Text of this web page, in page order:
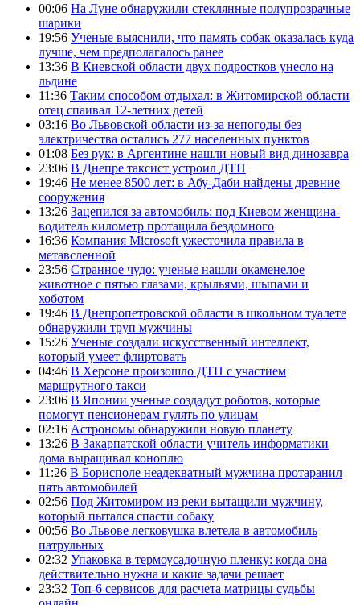
00:06 На Луне обнаружили стеклянные полупрозрачные
шарики
19:56 Ученые выяснили, что память собак оказалась куда
лучше, чем предполагалось ранее
13:36 В Киевской области двух подростков унесло на
льдине
11:36 Таким способом отдыхал: в Житомирской области
отец спаивал 12-летних детей
03:16 Во Львовской области из-за непогоды без
электричества остались 277 населенных пунктов
01:08 Без рук: в Аргентине нашли новый вид динозавра
23:06 В Днепре таксист устроил ДТП
19:46 Не менее 8500 лет: в Абу-Даби найдены древние
сооружения
13:26 Зацепился за автомобиль: под Киевом женщина-
водитель километр протащила бездомного
16:36 Компания Microsoft ужесточила правила в
метавсленной
23:56 Странное чудо: ученые нашли окаменелое
животное с пятью глазами, крыльями, шыпами и
хоботом
19:46 В Днепропетровской области в школьном туалете
обнаружили труп мужчины
15:26 Ученые создали искусственный интеллект,
который умеет флиртовать
04:46 В Херсоне произошло ДТП с участием
маршрутного такси
23:06 В Японии ученые создадут роботов, которые
помогут пенсионерам гулять по улицам
02:16 Астрономы обнаружили новую планету
13:26 В Закарпатской области учитель информатики
дома выращивал коноплю
11:26 В Борисполе неадекватный мужчина протаранил
пять автомобилей
02:56 Под Житомиром из реки вытащили мужчину,
который пытался спасти собаку
00:56 Во Львове легковушка влетела в автомобиль
патрульных
02:32 Упаковка в термоусадочную пленку: когда она
действительно нужна и какие задачи решает
23:32 Топ-6 сервисов для расчета матрицы судьбы